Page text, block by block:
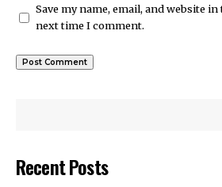
Save my name, email, and website
next time I comment.
Recent Posts